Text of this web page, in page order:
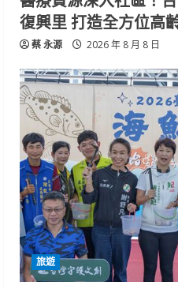
復興里 打造全方位高
蔡 永源 2026 年 8 月 8 日
旅遊